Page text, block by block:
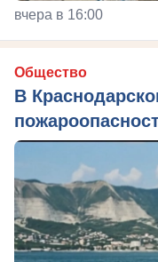
вчера в 16:00
Общество
В